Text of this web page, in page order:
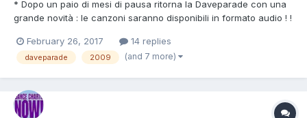
* Dopo un paio di mesi di pausa ritorna la Daveparade con una
grande novità : le canzoni saranno disponibili in formato audio ! !
download delle canzoni dopo un mese dalla loro pubblicazione.
DAVEPARADE 3 GENNAIO 2009 (Classifica n.1...
February 26, 2017 14 replies
daveparade 2009 (and 7 more)